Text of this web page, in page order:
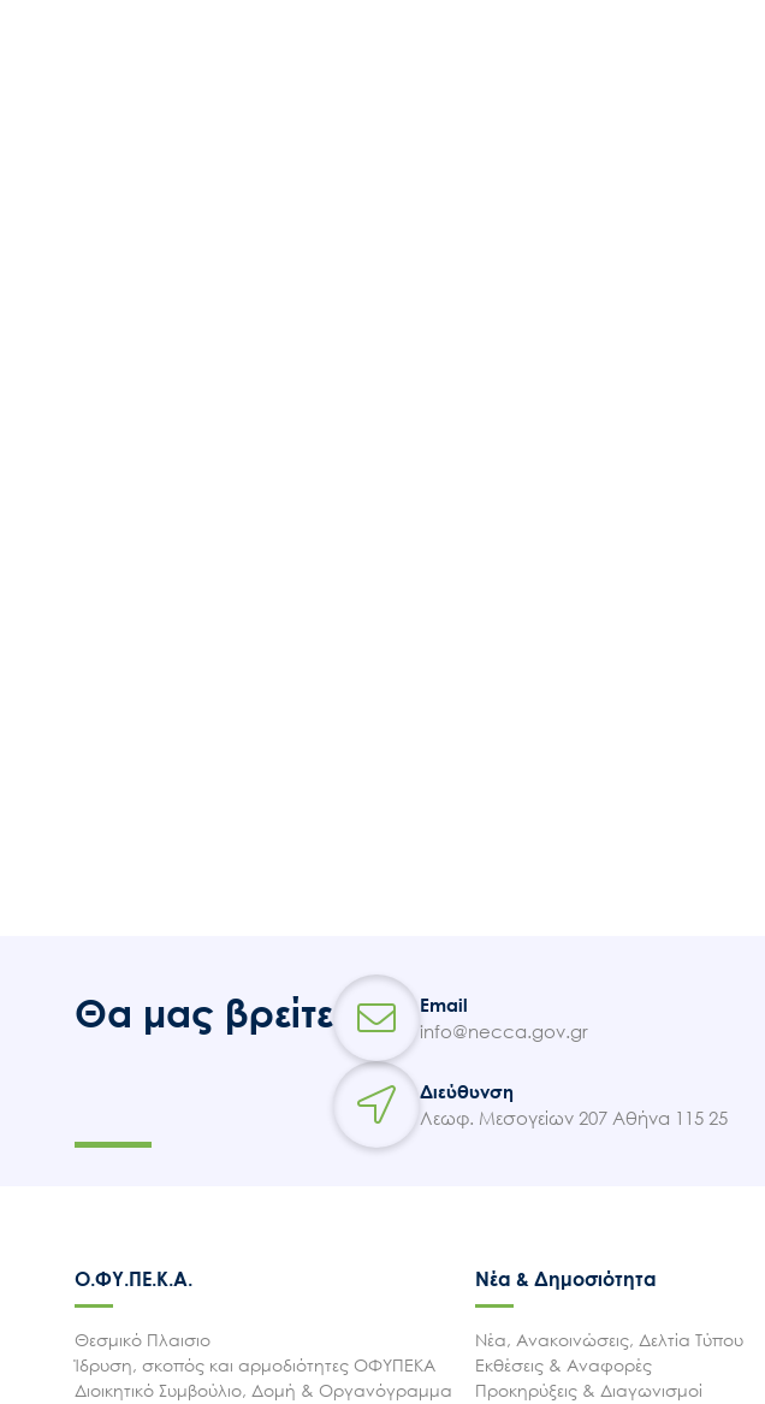
Θα μας βρείτε
Email
info@necca.gov.gr
Διεύθυνση
Λεωφ. Μεσογείων 207 Αθήνα 115 25
Ο.ΦΥ.ΠΕ.Κ.Α.
Θεσμικό Πλαισιο
Ίδρυση, σκοπός και αρμοδιότητες ΟΦΥΠΕΚΑ
Διοικητικό Συμβούλιο, Δομή & Οργανόγραμμα
Νέα & Δημοσιότητα
Νέα, Ανακοινώσεις, Δελτία Τύπου
Εκθέσεις & Αναφορές
Προκηρύξεις & Διαγωνισμοί